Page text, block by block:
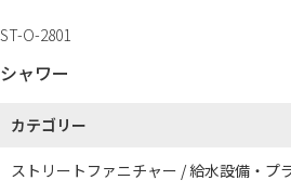
ST-O-2801
シャワー
カテゴリー
ストリートファニチャー / 給水設備・プ